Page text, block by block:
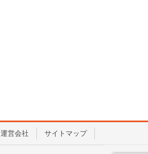
運営会社 サイトマップ